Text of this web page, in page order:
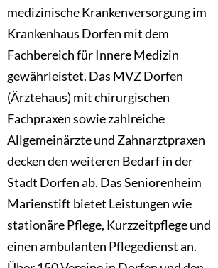
medizinische Krankenversorgung im
Krankenhaus Dorfen mit dem
Fachbereich für Innere Medizin
gewährleistet. Das MVZ Dorfen
(Ärztehaus) mit chirurgischen
Fachpraxen sowie zahlreiche
Allgemeinärzte und Zahnarztpraxen
decken den weiteren Bedarf in der
Stadt Dorfen ab. Das Seniorenheim
Marienstift bietet Leistungen wie
stationäre Pflege, Kurzzeitpflege und
einen ambulanten Pflegedienst an.